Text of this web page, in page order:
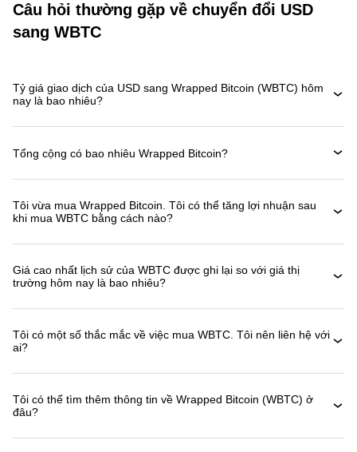
Câu hỏi thường gặp về chuyển đổi USD
sang WBTC
Tỷ giá giao dịch của USD sang Wrapped Bitcoin (WBTC) hôm
nay là bao nhiêu?
Tổng cộng có bao nhiêu Wrapped Bitcoin?
Tôi vừa mua Wrapped Bitcoin. Tôi có thể tăng lợi nhuận sau
khi mua WBTC bằng cách nào?
Giá cao nhất lịch sử của WBTC được ghi lại so với giá thị
trường hôm nay là bao nhiêu?
Tôi có một số thắc mắc về việc mua WBTC. Tôi nên liên hệ với
ai?
Tôi có thể tìm thêm thông tin về Wrapped Bitcoin (WBTC) ở
đâu?